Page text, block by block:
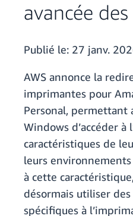
avancée
Publié le: 27 janv.
AWS annonce la
imprimantes pour
Personal, permettant
Windows d’accéder à
caractéristiques de
leurs
à cette
désormais utiliser
spécifiques à